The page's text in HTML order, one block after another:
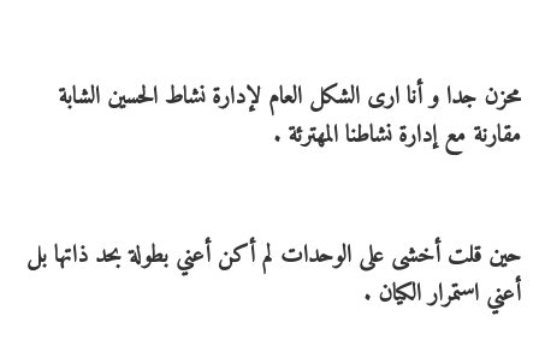
محزن جدا و أنا ارى الشكل العام لإدارة نشاط الحسين الشابة
مقارنة مع إدارة نشاطنا المهترئة .
حين قلت أخشى على الوحدات لم أكن أعني بطولة بحد ذاتها بل
أعني استمرار الكيان .